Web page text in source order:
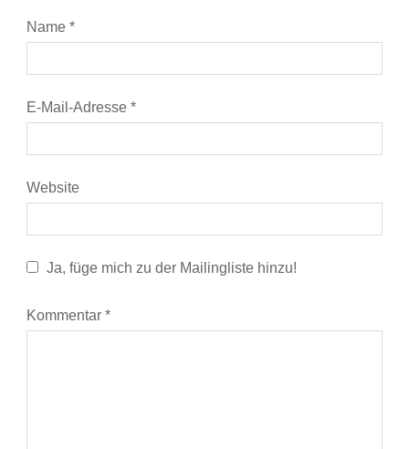
Name *
E-Mail-Adresse *
Website
Ja, füge mich zu der Mailingliste hinzu!
Kommentar *